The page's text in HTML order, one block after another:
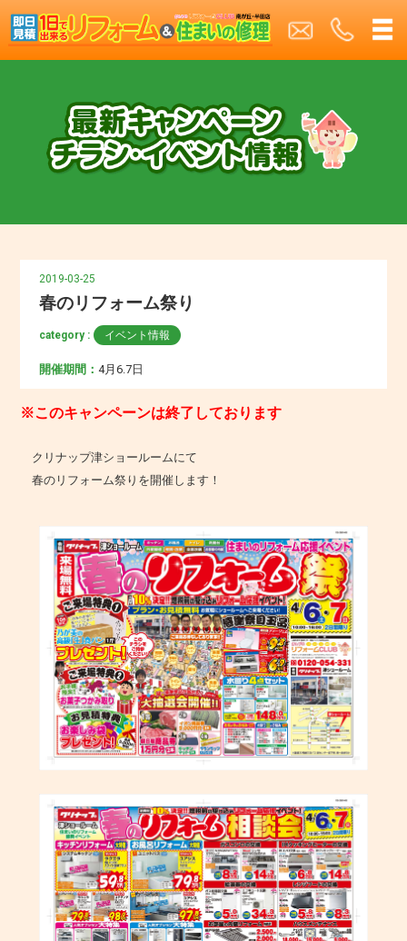
2019-03-25
春のリフォーム祭り
category : イベント情報
開催期間： 4月6.7日
※このキャンペーンは終了しております
クリナップ津ショールームにて
春のリフォーム祭りを開催します！